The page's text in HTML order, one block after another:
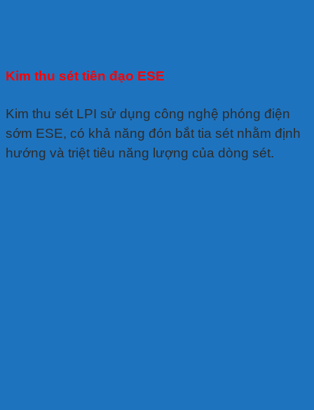
Kim thu sét tiên đạo ESE
Kim thu sét LPI sử dụng công nghệ phóng điện
sớm ESE, có khả năng đón bắt tia sét nhằm định
hướng và triệt tiêu năng lượng của dòng sét.